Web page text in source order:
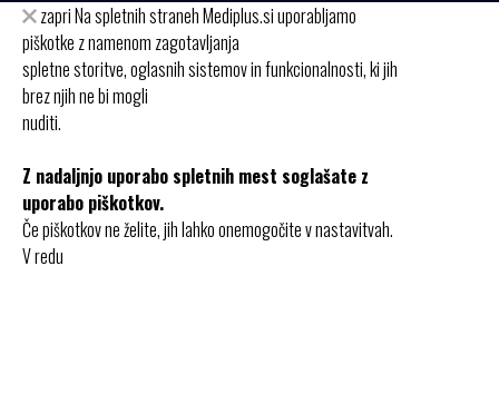
zapriNa spletnih straneh Mediplus.si uporabljamo
piškotke z namenom zagotavljanja
spletne storitve, oglasnih sistemov in funkcionalnosti, ki jih
brez njih ne bi mogli
nuditi.
Z nadaljnjo uporabo spletnih mest soglašate z
uporabo piškotkov.
Če piškotkov ne želite, jih lahko onemogočite v nastavitvah.
V redu